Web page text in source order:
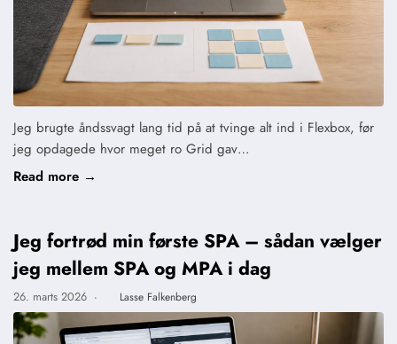
Jeg brugte åndssvagt lang tid på at tvinge alt ind i Flexbox, før
jeg opdagede hvor meget ro Grid gav…
Read more →
Jeg fortrød min første SPA – sådan vælger
jeg mellem SPA og MPA i dag
26. marts 2026 · Lasse Falkenberg